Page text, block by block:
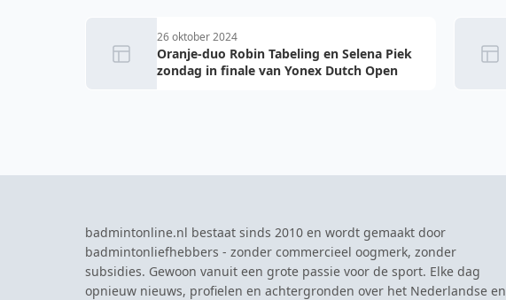
26 oktober 2024
Oranje-duo Robin Tabeling en Selena Piek
zondag in finale van Yonex Dutch Open
badmintonline.nl bestaat sinds 2010 en wordt gemaakt door
badmintonliefhebbers - zonder commercieel oogmerk, zonder
subsidies. Gewoon vanuit een grote passie voor de sport. Elke dag
opnieuw nieuws, profielen en achtergronden over het Nederlandse en